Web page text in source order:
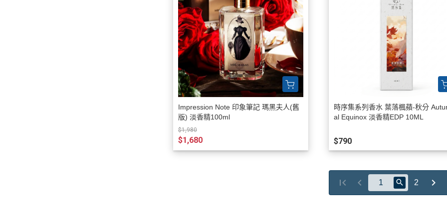
Impression Note 印象筆記 瑪黑夫人(舊
版) 淡香精100ml
$1,980
$1,680
時序集系列香水 葉落楓蘋-秋分
al Equinox 淡香精EDP 10ML
$790
2